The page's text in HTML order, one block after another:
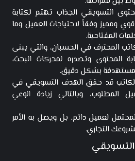
التسويقي الجذاب تهتم لكتابة
ومميز وفقاً لاحتياجات العميل وما
المفتاحية.
المحترف في الحسبان، والتي يبنى
المحتوى وتصدره لمحركات البحث،
بشكل دقيق.
قد حقق الهدف التسويقي في
المطلوب، وبالتالي زيادة الوعي
لعميل دائم. بل ويصل به الأمر
التجاري.